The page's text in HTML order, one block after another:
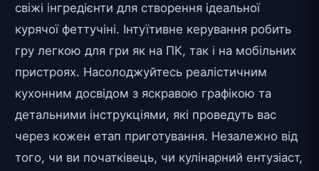
свіжі інгредієнти для створення ідеальної
курячої феттучіні. Інтуїтивне керування робить
гру легкою для гри як на ПК, так і на мобільних
пристроях. Насолоджуйтесь реалістичним
кухонним досвідом з яскравою графікою та
детальними інструкціями, які проведуть вас
через кожен етап приготування. Незалежно від
того, чи ви початківець, чи кулінарний ентузіаст,